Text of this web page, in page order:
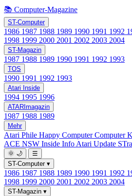
📚 Computer-Magazine
ST-Computer
1986 1987 1988 1989 1990 1991 1992
1998 1999 2000 2001 2002 2003 2004
ST-Magazin
1987 1988 1989 1990 1991 1992 1993
TOS
1990 1991 1992 1993
Atari Inside
1994 1995 1996
ATARImagazin
1987 1988 1989
Mehr
Atari Phile Happy ComputerComputer
ACE NSW Inside Info Atari Update
🌞 🌙
☰
ST-Computer ▾
1986 1987 1988 1989 1990 1991 1992
1998 1999 2000 2001 2002 2003 2004
ST-Magazin ▾